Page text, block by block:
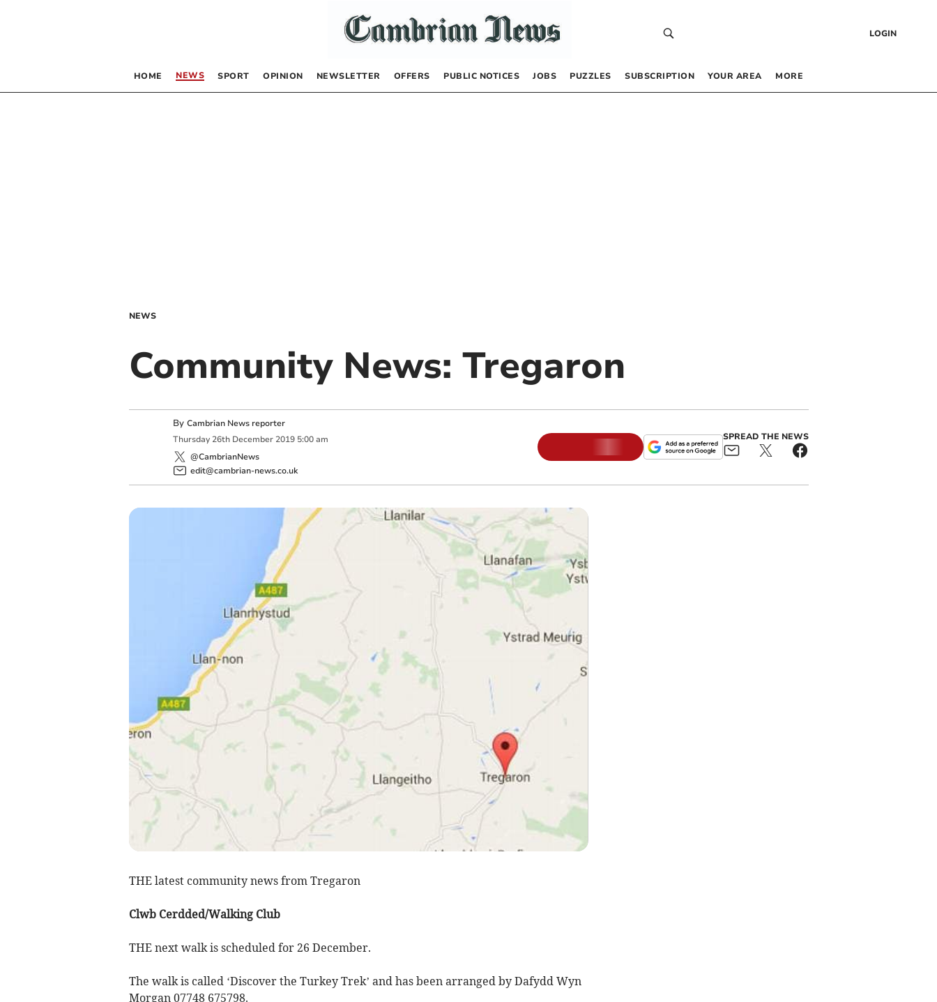
LOGIN
HOME NEWS SPORT OPINION NEWSLETTER OFFERS PUBLIC NOTICES JOBS PUZZLES SUBSCRIPTION YOUR AREA MORE
NEWS
Community News: Tregaron
By Cambrian News reporter
Thursday 26th December 2019 5:00 am
@CambrianNews
edit@cambrian-news.co.uk
SPREAD THE NEWS
THE latest community news from Tregaron
Clwb Cerdded/Walking Club
THE next walk is scheduled for 26 December.
The walk is called ‘Discover the Turkey Trek’ and has been arranged by Dafydd Wyn
Morgan 07748 675798.